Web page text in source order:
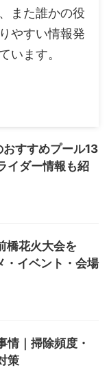
また誰かの役
やすい情報発
います。
すすめプール13
イダー情報も紹
橋花火大会を
・イベント・会場
情｜掃除頻度・
策